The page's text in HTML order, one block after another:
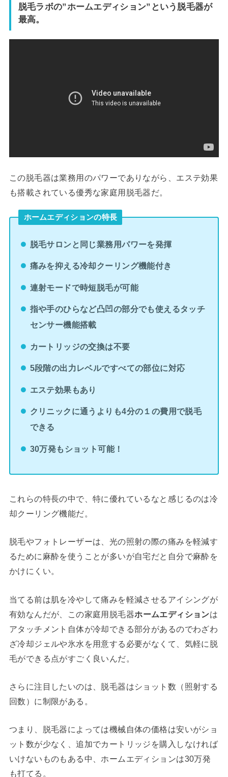
脱毛ラボの”ホームエディション”という脱毛器が
最高。
この脱毛器は業務用のパワーでありながら、エステ効果
も搭載されている優秀な家庭用脱毛器だ。
ホームエディションの特長
脱毛サロンと同じ業務用パワーを発揮
痛みを抑える冷却クーリング機能付き
連射モードで時短脱毛が可能
指や手のひらなど凸凹の部分でも使えるタッチ
センサー機能搭載
カートリッジの交換は不要
5段階の出力レベルですべての部位に対応
エステ効果もあり
クリニックに通うよりも4分の１の費用で脱毛
できる
30万発もショット可能！
これらの特長の中で、特に優れているなと感じるのは冷
却クーリング機能だ。
脱毛やフォトレーザーは、光の照射の際の痛みを軽減す
るために麻酔を使うことが多いが自宅だと自分で麻酔を
かけにくい。
当てる前は肌を冷やして痛みを軽減させるアイシングが
有効なんだが、この家庭用脱毛器ホームエディションは
アタッチメント自体が冷却できる部分があるのでわざわ
ざ冷却ジェルや氷水を用意する必要がなくて、気軽に脱
毛ができる点がすごく良いんだ。
さらに注目したいのは、脱毛器はショット数（照射する
回数）に制限がある。
つまり、脱毛器によっては機械自体の価格は安いがショ
ット数が少なく、追加でカートリッジを購入しなければ
いけないものもある中、ホームエディションは30万発
も打てる。